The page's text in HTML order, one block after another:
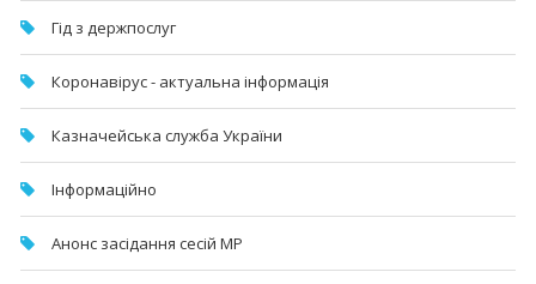
Гід з держпослуг
Коронавірус - актуальна інформація
Казначейська служба України
Інформаційно
Анонс засідання сесій МР